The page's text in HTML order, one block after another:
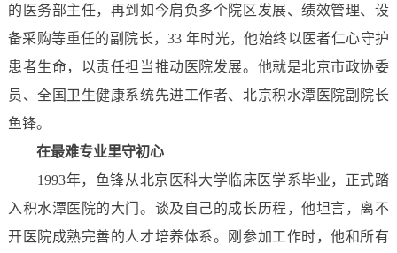
的医务部主任，再到如今肩负多个院区发展、绩效管理、设
备采购等重任的副院长，33 年时光，他始终以医者仁心守护
患者生命，以责任担当推动医院发展。他就是北京市政协委
员、全国卫生健康系统先进工作者、北京积水潭医院副院长
鱼锋。
在最难专业里守初心
1993年，鱼锋从北京医科大学临床医学系毕业，正式踏
入积水潭医院的大门。谈及自己的成长历程，他坦言，离不
开医院成熟完善的人才培养体系。刚参加工作时，他和所有